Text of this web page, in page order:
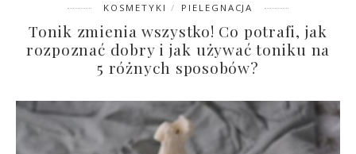
KOSMETYKI PIELEGNACJA
Tonik zmienia wszystko! Co potrafi, jak
rozpoznać dobry i jak używać toniku na
5 różnych sposobów?